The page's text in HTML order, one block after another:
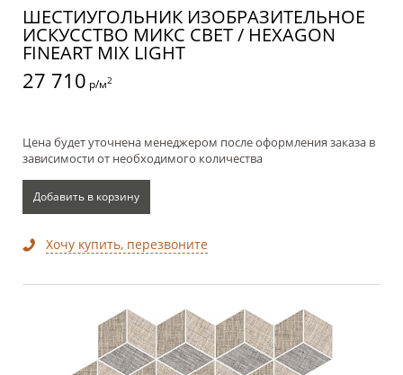
ШЕСТИУГОЛЬНИК ИЗОБРАЗИТЕЛЬНОЕ
ИСКУССТВО МИКС СВЕТ / HEXAGON
FINEART MIX LIGHT
27 710 р/м2
Цена будет уточнена менеджером после оформления заказа в
зависимости от необходимого количества
Добавить в корзину
Хочу купить, перезвоните